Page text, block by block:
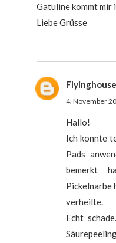
Gatuline kommt mir
Liebe Grüsse
4. November
Hallo!
Ich konnte
Pads
bemerkt
Pickelnarbe
verheilte.
Echt